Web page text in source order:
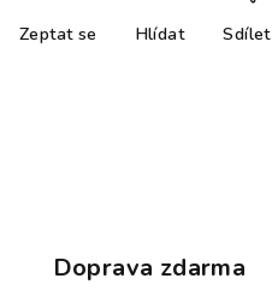
Zeptat se Hlídat Sdílet
Doprava zdarma